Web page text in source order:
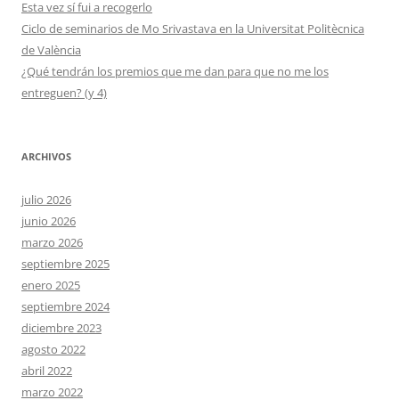
Esta vez sí fui a recogerlo
Ciclo de seminarios de Mo Srivastava en la Universitat Politècnica
de València
¿Qué tendrán los premios que me dan para que no me los
entreguen? (y 4)
ARCHIVOS
julio 2026
junio 2026
marzo 2026
septiembre 2025
enero 2025
septiembre 2024
diciembre 2023
agosto 2022
abril 2022
marzo 2022